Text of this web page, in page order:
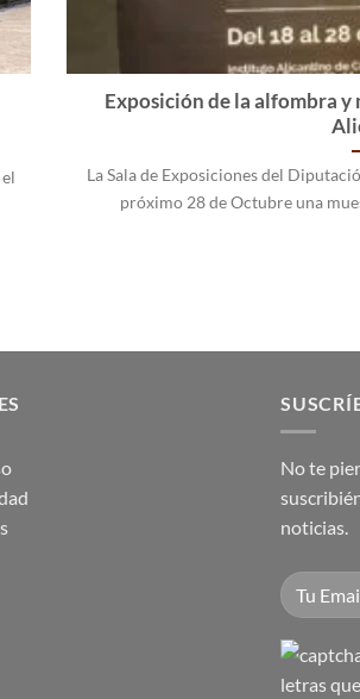
Exposición de la alfombra
La Sala de Exposiciones del
próximo 28 de Octubre una
No te
noticias.
letras